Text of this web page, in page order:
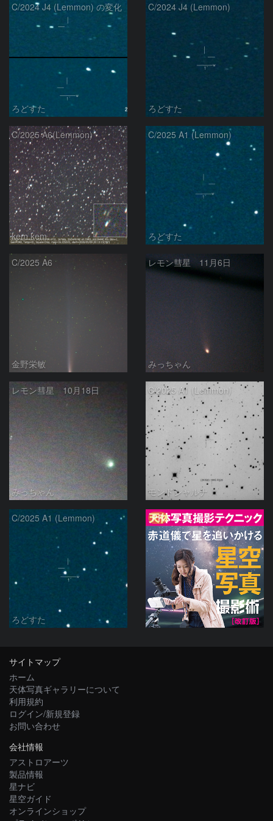
C/2024 J4 (Lemmon) の変化
ろどすた
C/2024 J4 (Lemmon)
ろどすた
C/2025 A6(Lemmon)
kem.kem
C/2025 A1 (Lemmon)
ろどすた
C/2025 A6
金野栄敏
レモン彗星 11月6日
みっちゃん
レモン彗星 10月18日
みっちゃん
C/2025 A1 (Lemmon)
モンドシャルナ
C/2025 A1 (Lemmon)
ろどすた
PR
サイトマップ
ホーム
天体写真ギャラリーについて
利用規約
ログイン/新規登録
お問い合わせ
会社情報
アストロアーツ
製品情報
星ナビ
星空ガイド
オンラインショップ